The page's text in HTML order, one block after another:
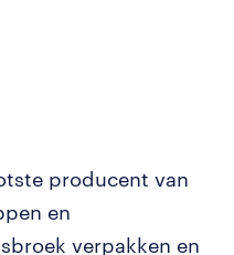
producent van
en
verpakken en